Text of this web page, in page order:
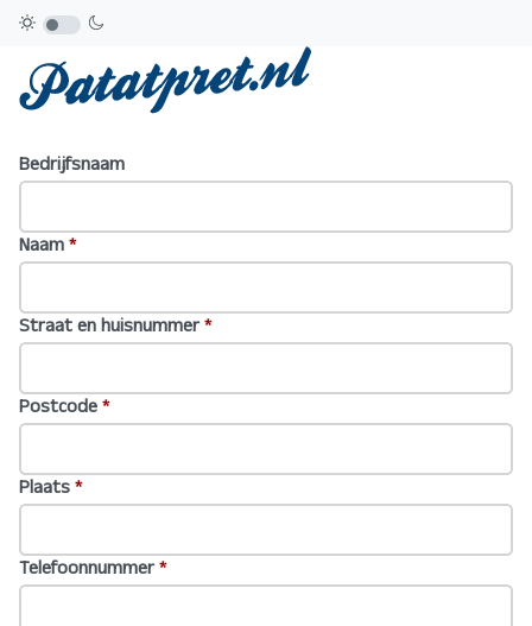
Bedrijfsnaam
Naam*
Straat en huisnummer*
Postcode*
Plaats*
Telefoonnummer*